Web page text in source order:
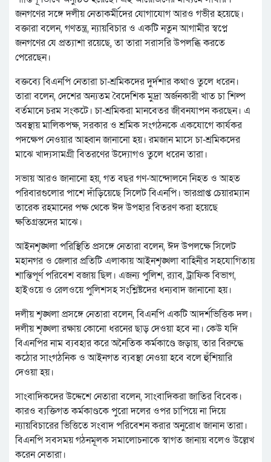
জনগণের সঙ্গে দলীয় নেতাকর্মীদের যোগাযোগ আরও গভীর হয়েছে।
বক্তারা বলেন, গণতন্ত্র, ন্যায়বিচার ও একটি নতুন আগামীর স্বপ্নে
জনগণের যে প্রত্যাশা রয়েছে, তা তারা সরাসরি উপলব্ধি করতে
পেরেছেন।
বক্তব্যে বিএনপি নেতারা চা-শ্রমিকদের দুর্দশার কথাও তুলে ধরেন।
তারা বলেন, দেশের অন্যতম বৈদেশিক মুদ্রা অর্জনকারী খাত চা শিল্প
বর্তমানে চরম সংকটে। চা-শ্রমিকরা মানবেতর জীবনযাপন করছেন। এ
অবস্থায় মালিকপক্ষ, সরকার ও শ্রমিক সংগঠনকে একযোগে কার্যকর
পদক্ষেপ নেওয়ার আহ্বান জানানো হয়। রমজান মাসে চা-শ্রমিকদের
মাঝে খাদ্যসামগ্রী বিতরণের উদ্যোগও তুলে ধরেন তারা।
সভায় আরও জানানো হয়, গত বছর গণ-আন্দোলনে নিহত ও আহত
পরিবারগুলোর পাশে দাঁড়িয়েছে সিলেট বিএনপি। ভারপ্রাপ্ত চেয়ারম্যান
তারেক রহমানের পক্ষ থেকে ঈদ উপহার বিতরণ করা হয়েছে
ক্ষতিগ্রস্তদের মাঝে।
আইনশৃঙ্খলা পরিস্থিতি প্রসঙ্গে নেতারা বলেন, ঈদ উপলক্ষে সিলেট
মহানগর ও জেলার প্রতিটি এলাকায় আইনশৃঙ্খলা বাহিনীর সহযোগিতায়
শান্তিপূর্ণ পরিবেশ বজায় ছিল। এজন্য পুলিশ, র‍্যাব, ট্রাফিক বিভাগ,
হাইওয়ে ও রেলওয়ে পুলিশসহ সংশ্লিষ্টদের ধন্যবাদ জানানো হয়।
দলীয় শৃঙ্খলা প্রসঙ্গে নেতারা বলেন, বিএনপি একটি আদর্শভিত্তিক দল।
দলীয় শৃঙ্খলা রক্ষায় কোনো ধরনের ছাড় দেওয়া হবে না। কেউ যদি
বিএনপির নাম ব্যবহার করে অনৈতিক কর্মকাণ্ডে জড়ায়, তার বিরুদ্ধে
কঠোর সাংগঠনিক ও আইনগত ব্যবস্থা নেওয়া হবে বলে হুঁশিয়ারি
দেওয়া হয়।
সাংবাদিকদের উদ্দেশে নেতারা বলেন, সাংবাদিকরা জাতির বিবেক।
কারও ব্যক্তিগত কর্মকাণ্ডকে পুরো দলের ওপর চাপিয়ে না দিয়ে
ন্যায়বিচারের ভিত্তিতে সংবাদ পরিবেশন করার অনুরোধ জানান তারা।
বিএনপি সবসময় গঠনমূলক সমালোচনাকে স্বাগত জানায় বলেও উল্লেখ
করেন নেতারা।